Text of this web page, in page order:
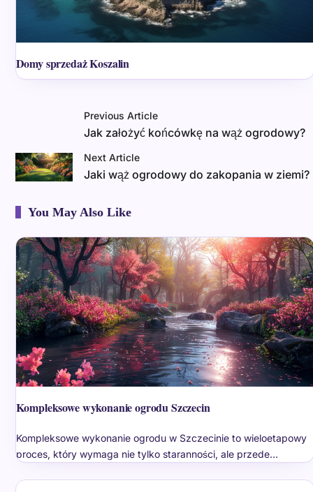
Domy sprzedaż Koszalin
Previous Article
Jak założyć końcówkę na wąż ogrodowy?
Next Article
Jaki wąż ogrodowy do zakopania w ziemi?
You May Also Like
Kompleksowe wykonanie ogrodu Szczecin
Kompleksowe wykonanie ogrodu w Szczecinie to wieloetapowy
proces, który wymaga nie tylko staranności, ale przede…